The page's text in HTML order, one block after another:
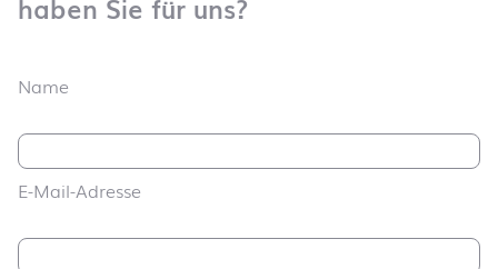
haben Sie für uns?
Name
E-Mail-Adresse